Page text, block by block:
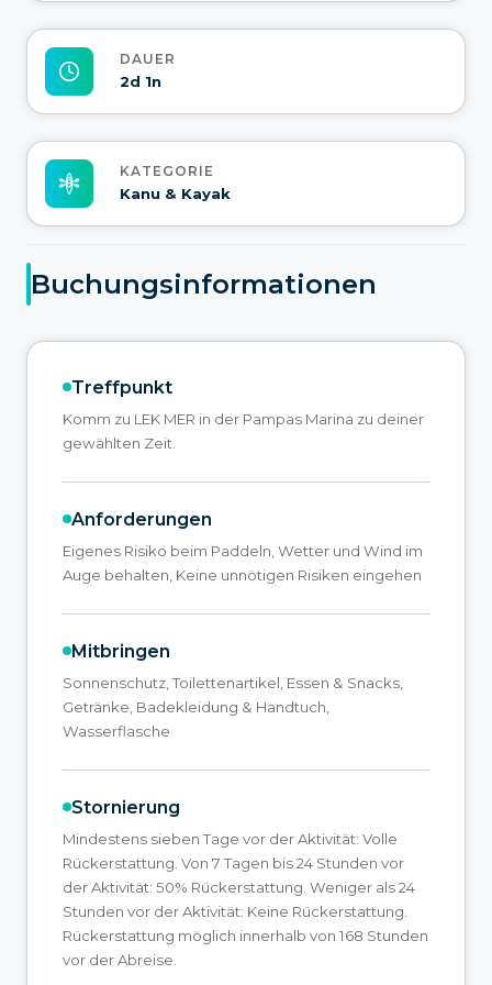
DAUER
2d 1n
KATEGORIE
Kanu & Kayak
Buchungsinformationen
Treffpunkt
Komm zu LEK MER in der Pampas Marina zu deiner
gewählten Zeit.
Anforderungen
Eigenes Risiko beim Paddeln, Wetter und Wind im
Auge behalten, Keine unnötigen Risiken eingehen
Mitbringen
Sonnenschutz, Toilettenartikel, Essen & Snacks,
Getränke, Badekleidung & Handtuch,
Wasserflasche
Stornierung
Mindestens sieben Tage vor der Aktivität: Volle
Rückerstattung. Von 7 Tagen bis 24 Stunden vor
der Aktivität: 50% Rückerstattung. Weniger als 24
Stunden vor der Aktivität: Keine Rückerstattung.
Rückerstattung möglich innerhalb von 168 Stunden
vor der Abreise.